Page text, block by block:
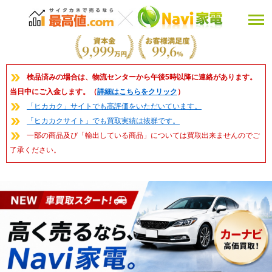
検品済みの場合は、物流センターから午後5時以降に連絡があります。
当日中にご入金します。（詳細はこちらをクリック ）
「ヒカカク」サイトでも高評価をいただいています。
「ヒカカクサイト」でも買取実績は抜群です。
一部の商品及び「輸出している商品」については買取出来ませんのでご
了承ください。